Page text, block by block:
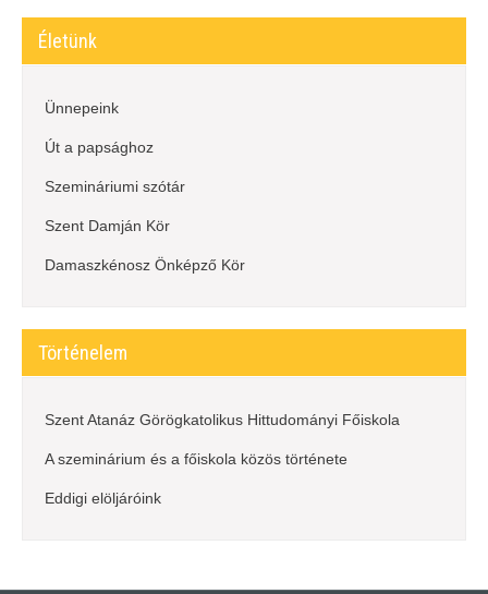
Életünk
Ünnepeink
Út a papsághoz
Szemináriumi szótár
Szent Damján Kör
Damaszkénosz Önképző Kör
Történelem
Szent Atanáz Görögkatolikus Hittudományi Főiskola
A szeminárium és a főiskola közös története
Eddigi elöljáróink